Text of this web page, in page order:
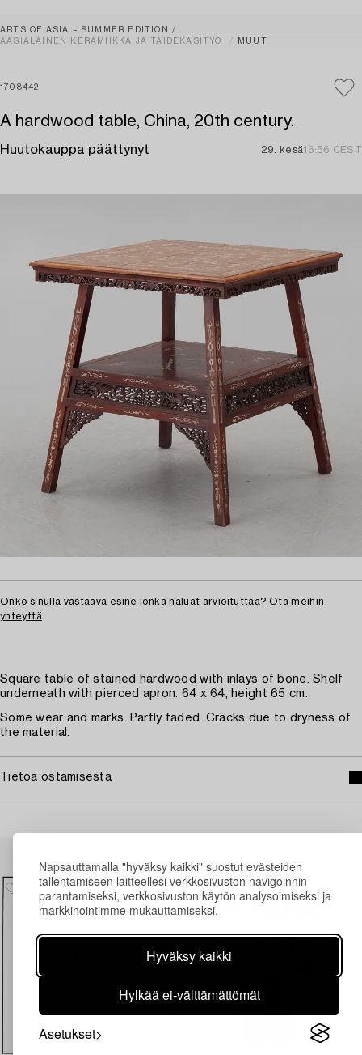
Napsauttamalla "hyväksy kaikki" suostut evästeiden
tallentamiseen laitteellesi verkkosivuston navigoinnin
parantamiseksi, verkkosivuston käytön analysoimiseksi ja
markkinointimme mukauttamiseksi.
Hyväksy kaikki
Hylkää ei-välttämättömät
Asetukset
ARTS OF ASIA – SUMMER EDITION
AASIALAINEN KERAMIIKKA JA TAIDEKÄSITYÖ
MUUT
1708442
A hardwood table, China, 20th century.
Huutokauppa päättynyt 29. kesä16:56 CEST
Onko sinulla vastaava esine jonka haluat arvioituttaa? Ota meihin
yhteyttä
Square table of stained hardwood with inlays of bone. Shelf
underneath with pierced apron. 64 x 64, height 65 cm.
Some wear and marks. Partly faded. Cracks due to dryness of
the material.
Tietoa ostamisesta